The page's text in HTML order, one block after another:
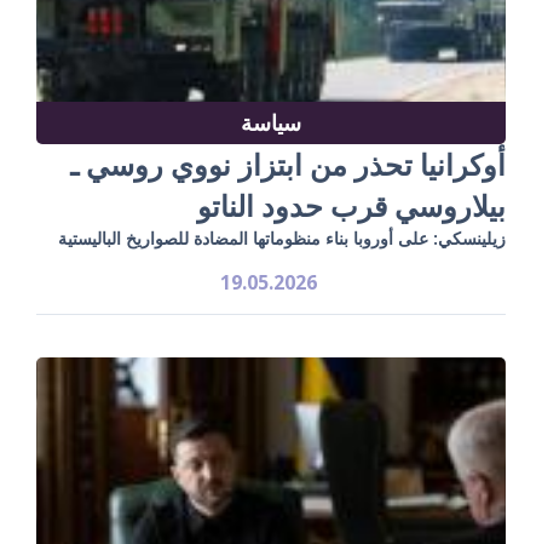
سياسة
أوكرانيا تحذر من ابتزاز نووي روسي ـ
بيلاروسي قرب حدود الناتو
زيلينسكي: على أوروبا بناء منظوماتها المضادة للصواريخ الباليستية
19.05.2026